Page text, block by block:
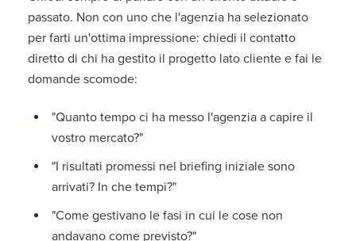
passato. Non con uno che l'agenzia ha selezionato
per farti un'ottima impressione: chiedi il contatto
diretto di chi ha gestito il progetto lato cliente e fai le
domande scomode:
"Quanto tempo ci ha messo l'agenzia a capire il
vostro mercato?"
"I risultati promessi nel briefing iniziale sono
arrivati? In che tempi?"
"Come gestivano le fasi in cui le cose non
andavano come previsto?"